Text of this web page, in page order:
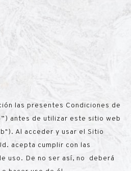
las presentes Condiciones de
antes de utilizar este sitio web
Al acceder y usar el Sitio
acepta cumplir con las
uso. De no ser así, no deberá